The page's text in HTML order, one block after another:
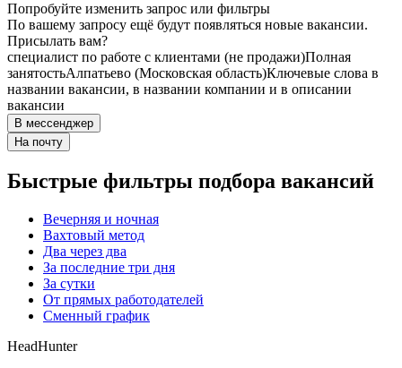
Попробуйте изменить запрос или фильтры
По вашему запросу ещё будут появляться новые вакансии.
Присылать вам?
специалист по работе с клиентами (не продажи)Полная
занятостьАлпатьево (Московская область)Ключевые слова в
названии вакансии, в названии компании и в описании
вакансии
В мессенджер
На почту
Быстрые фильтры подбора вакансий
Вечерняя и ночная
Вахтовый метод
Два через два
За последние три дня
За сутки
От прямых работодателей
Сменный график
HeadHunter